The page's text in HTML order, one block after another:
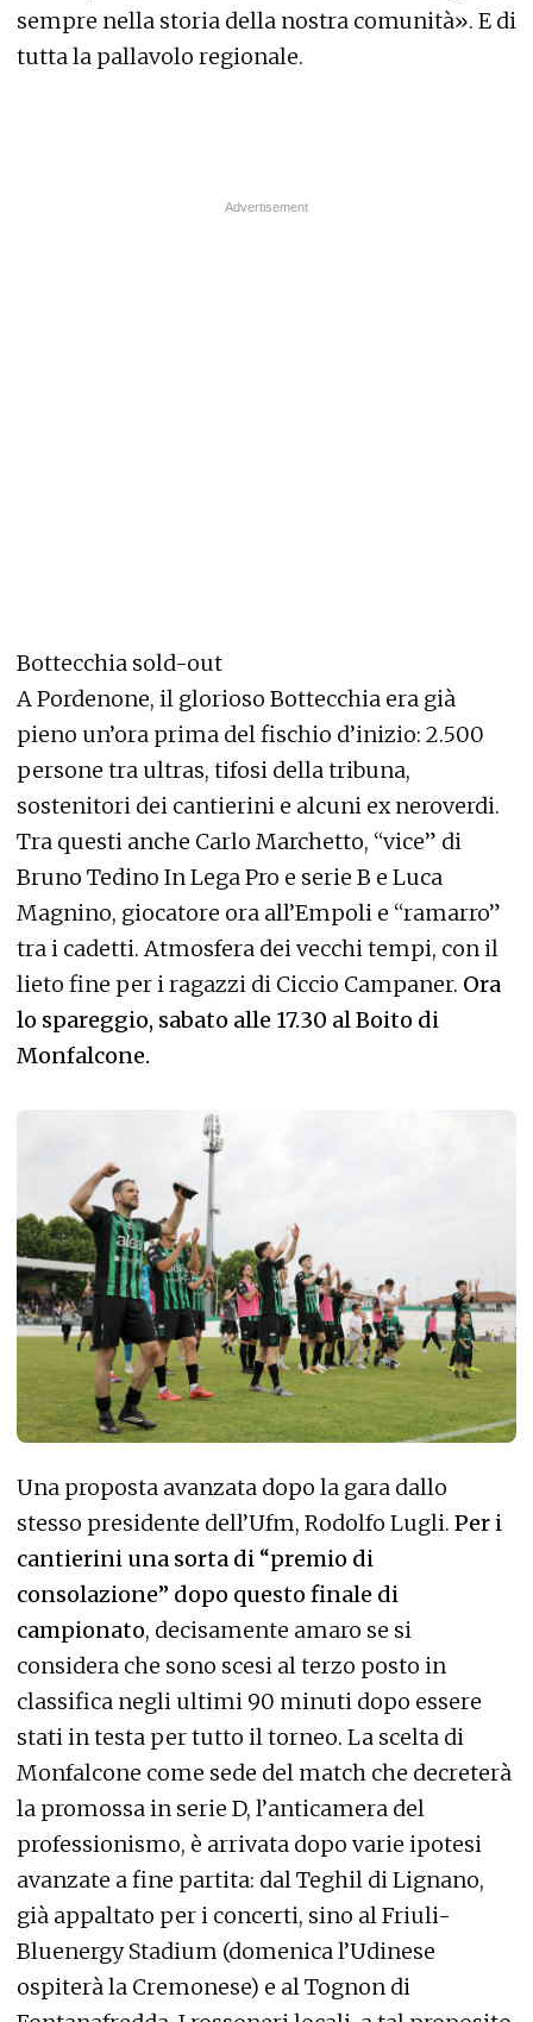
sempre nella storia della nostra comunità». E di
tutta la pallavolo regionale.
Bottecchia sold-out
A Pordenone, il glorioso Bottecchia era già
pieno un’ora prima del fischio d’inizio: 2.500
persone tra ultras, tifosi della tribuna,
sostenitori dei cantierini e alcuni ex neroverdi.
Tra questi anche Carlo Marchetto, “vice” di
Bruno Tedino In Lega Pro e serie B e Luca
Magnino, giocatore ora all’Empoli e “ramarro”
tra i cadetti. Atmosfera dei vecchi tempi, con il
lieto fine per i ragazzi di Ciccio Campaner. Ora
lo spareggio, sabato alle 17.30 al Boito di
Monfalcone.
Una proposta avanzata dopo la gara dallo
stesso presidente dell’Ufm, Rodolfo Lugli. Per i
cantierini una sorta di “premio di
consolazione” dopo questo finale di
campionato, decisamente amaro se si
considera che sono scesi al terzo posto in
classifica negli ultimi 90 minuti dopo essere
stati in testa per tutto il torneo. La scelta di
Monfalcone come sede del match che decreterà
la promossa in serie D, l’anticamera del
professionismo, è arrivata dopo varie ipotesi
avanzate a fine partita: dal Teghil di Lignano,
già appaltato per i concerti, sino al Friuli-
Bluenergy Stadium (domenica l’Udinese
ospiterà la Cremonese) e al Tognon di